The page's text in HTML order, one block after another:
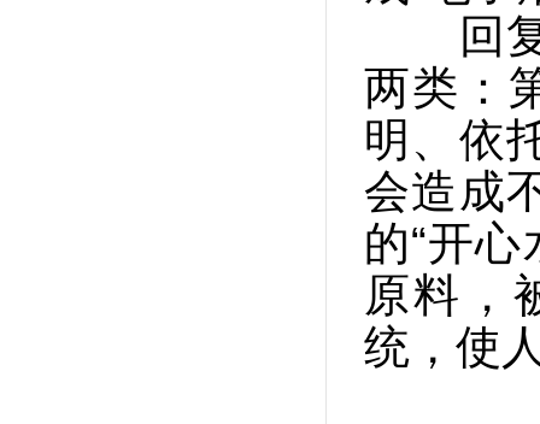
回复
两类：
明、依
会造成
的“开
原料，
统，使